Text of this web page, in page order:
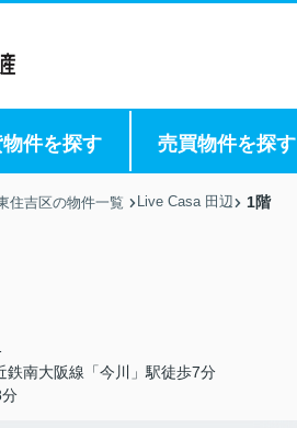
件を探す 売買物件を探す
住吉区の物件一覧 Live Casa 田辺 1階
鉄南大阪線「今川」駅徒歩7分